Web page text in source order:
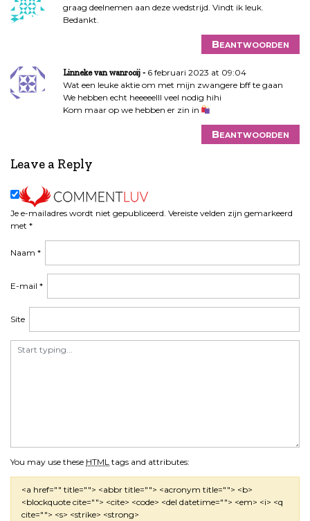
graag deelnemen aan deze wedstrijd. Vindt ik leuk.
Bedankt.
Beantwoorden
Linneke van wanrooij
6 februari 2023 at 09:04
Wat een leuke aktie om met mijn zwangere bff te gaan
We hebben echt heeeeelll veel nodig hihi
Kom maar op we hebben er zin in
Beantwoorden
Leave a Reply
Je e-mailadres wordt niet gepubliceerd. Vereiste velden zijn gemarkeerd
met *
You may use these HTML tags and attributes:
<a href="" title=""> <abbr title=""> <acronym title=""> <b>
<blockquote cite=""> <cite> <code> <del datetime=""> <em> <i> <q
cite=""> <s> <strike> <strong>
Naam *
E-mail *
Site